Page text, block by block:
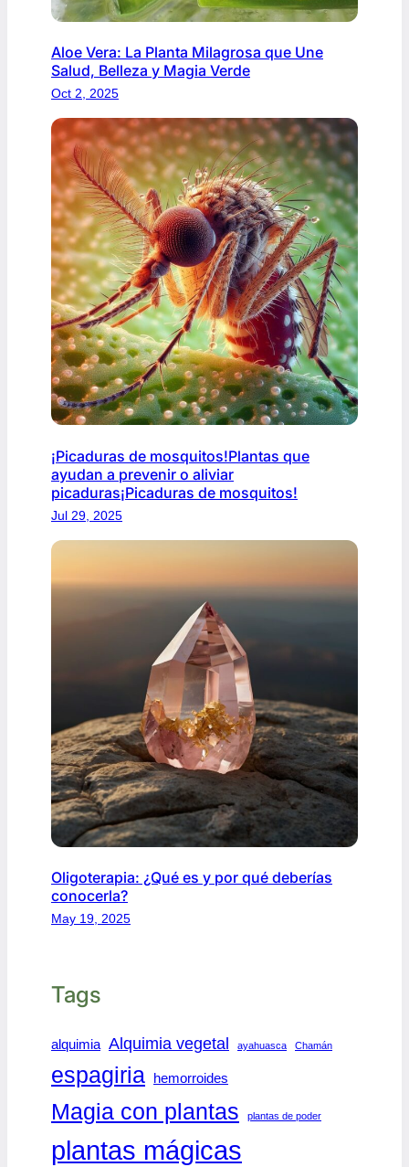
Aloe Vera: La Planta Milagrosa que Une
Salud, Belleza y Magia Verde
Oct 2, 2025
¡Picaduras de mosquitos!Plantas que
ayudan a prevenir o aliviar
picaduras¡Picaduras de mosquitos!
Jul 29, 2025
Oligoterapia: ¿Qué es y por qué deberías
conocerla?
May 19, 2025
Tags
alquimia Alquimia vegetal ayahuasca Chamán
espagiria hemorroides
Magia con plantas plantas de poder
plantas mágicas